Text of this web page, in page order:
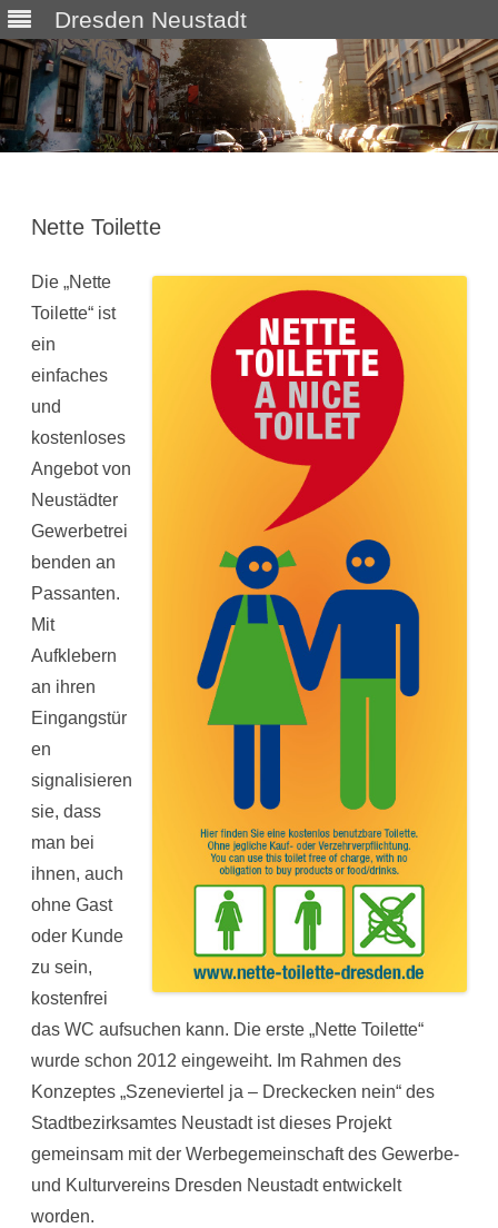
Dresden Neustadt
Nette Toilette
Die „Nette
Toilette“ ist
ein
einfaches
und
kostenloses
Angebot von
Neustädter
Gewerbetrei
benden an
Passanten.
Mit
Aufklebern
an ihren
Eingangstür
en
signalisieren
sie, dass
man bei
ihnen, auch
ohne Gast
oder Kunde
zu sein,
kostenfrei
das WC aufsuchen kann. Die erste „Nette Toilette“
wurde schon 2012 eingeweiht. Im Rahmen des
Konzeptes „Szeneviertel ja – Dreckecken nein“ des
Stadtbezirksamtes Neustadt ist dieses Projekt
gemeinsam mit der Werbegemeinschaft des Gewerbe-
und Kulturvereins Dresden Neustadt entwickelt
worden.